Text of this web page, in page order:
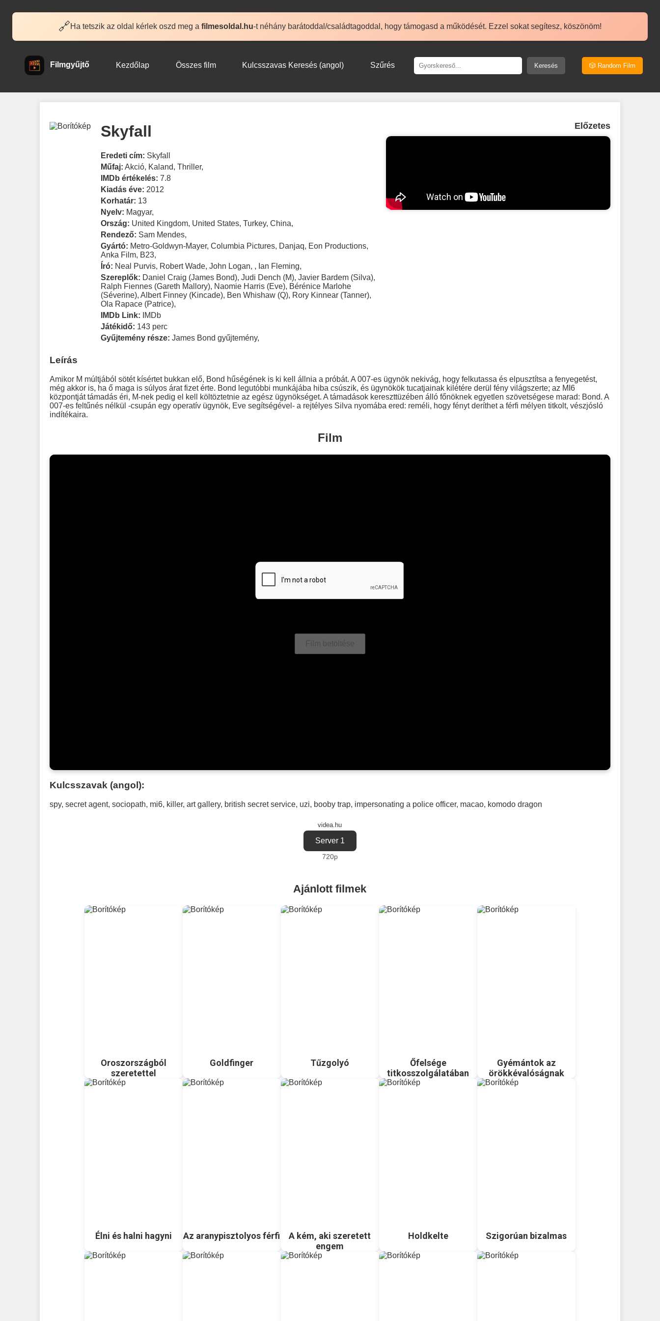
🔗Ha tetszik az oldal kérlek oszd meg a filmesoldal.hu-t néhány barátoddal/családtagoddal, hogy támogasd a működését. Ezzel sokat segítesz, köszönöm!
Filmgyűjtő Kezdőlap Összes film Kulcsszavas Keresés (angol) Szűrés Keresés 🎲 Random Film
Skyfall
Eredeti cím: Skyfall
Műfaj: Akció, Kaland, Thriller,
IMDb értékelés: 7.8
Kiadás éve: 2012
Korhatár: 13
Nyelv: Magyar,
Ország: United Kingdom, United States, Turkey, China,
Rendező: Sam Mendes,
Gyártó: Metro-Goldwyn-Mayer, Columbia Pictures, Danjaq, Eon Productions,
Anka Film, B23,
Író: Neal Purvis, Robert Wade, John Logan, , Ian Fleming,
Szereplők: Daniel Craig (James Bond), Judi Dench (M), Javier Bardem (Silva),
Ralph Fiennes (Gareth Mallory), Naomie Harris (Eve), Bérénice Marlohe
(Séverine), Albert Finney (Kincade), Ben Whishaw (Q), Rory Kinnear (Tanner),
Ola Rapace (Patrice),
IMDb Link:
IMDb
Játékidő: 143 perc
Gyűjtemény része: James Bond gyűjtemény,
Előzetes
Leírás
Amikor M múltjából sötét kísértet bukkan elő, Bond hűségének is ki kell állnia a próbát. A 007-es ügynök nekivág, hogy felkutassa és elpusztítsa a fenyegetést,
még akkor is, ha ő maga is súlyos árat fizet érte. Bond legutóbbi munkájába hiba csúszik, és ügynökök tucatjainak kilétére derül fény világszerte; az MI6
központját támadás éri, M-nek pedig el kell költöztetnie az egész ügynökséget. A támadások kereszttüzében álló főnöknek egyetlen szövetségese marad: Bond. A
007-es feltűnés nélkül -csupán egy operatív ügynök, Eve segítségével- a rejtélyes Silva nyomába ered: reméli, hogy fényt deríthet a férfi mélyen titkolt, vészjósló
indítékaira.
Film
Film betöltése
Kulcsszavak (angol):
spy, secret agent, sociopath, mi6, killer, art gallery, british secret service, uzi, booby trap, impersonating a police officer, macao, komodo dragon
videa.hu
Server 1
720p
Ajánlott filmek
Oroszországból
szeretettel
Goldfinger Tűzgolyó
Őfelsége
titkosszolgálatában
Gyémántok az
örökkévalóságnak
Élni és halni hagyni Az aranypisztolyos férfi
A kém, aki szeretett
engem
Holdkelte Szigorúan bizalmas